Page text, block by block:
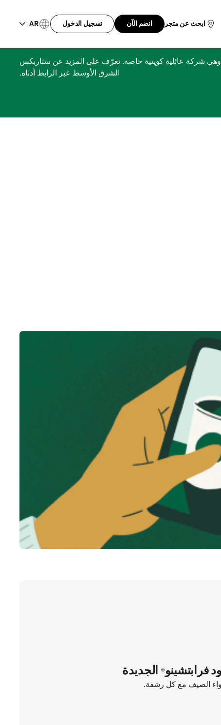
ابحث عن متجر انضم الآن تسجيل الدخول AR
مجموعة الشايع، وهي شركة عائلية كويتية خاصة. تعرّف على المزيد عن ستاربكس
الشرق الأوسط عبر الرابط أدناه.
فرابتشينو® الجديدة
الصيف مع كل رشفة.